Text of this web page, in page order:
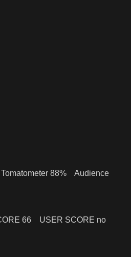
88% Audience
66
USER SCORE no